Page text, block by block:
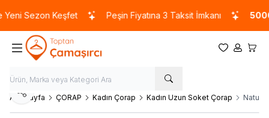
Sezon Keşfet Peşin Fiyatına 3 Taksit İmkanı 5000
Favorilerim
Hesabım
Ana Sayfa ÇORAP Kadın Çorap Kadın Uzun Soket Çorap
Paylaş